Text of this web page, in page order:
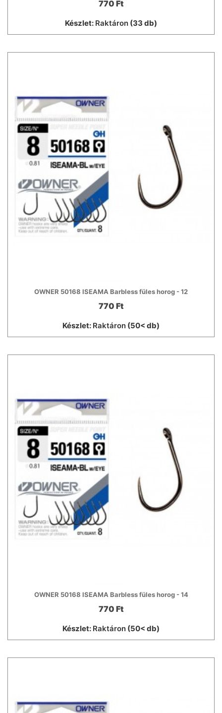
770 Ft
Készlet: Raktáron (33 db)
OWNER 50168 ISEAMA Barbless füles horog - 12
770 Ft
Készlet: Raktáron (50< db)
OWNER 50168 ISEAMA Barbless füles horog - 14
770 Ft
Készlet: Raktáron (50< db)